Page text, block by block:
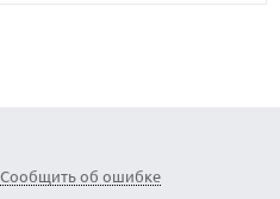
Сообщить об ошибке